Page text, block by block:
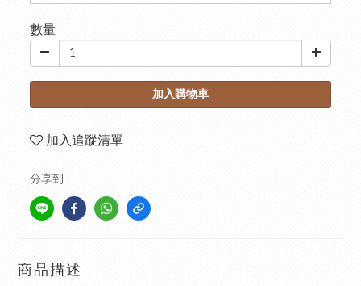
數量
加入購物車
加入追蹤清單
分享到
商品描述